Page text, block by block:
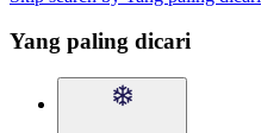
Yang paling dicari